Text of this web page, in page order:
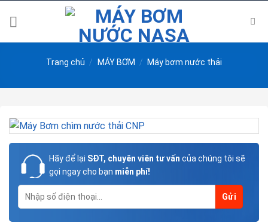
Trang chủ / MÁY BƠM / Máy bơm nước thải
Hãy để lại SĐT, chuyên viên tư vấn của chúng tôi sẽ
gọi ngay cho bạn miễn phí!